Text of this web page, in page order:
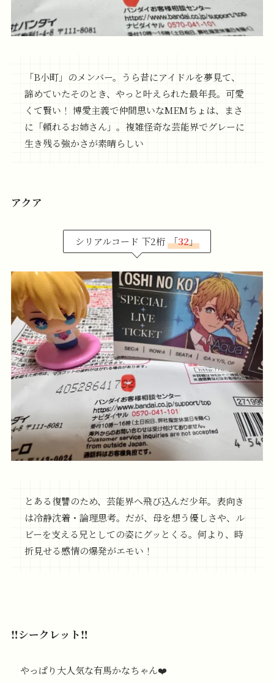
「B小町」のメンバー。うら昔にアイドルを夢見て、
諦めていたそのとき、やっと叶えられた最年長。可愛
くて賢い！ 博愛主義で仲間思いなMEMちょは、まさ
に「頼れるお姉さん」。複雑怪奇な芸能界でグレーに
生き残る強かさが素晴らしい
アクア
シリアルコード 下2桁 「32」
とある復讐のため、芸能界へ飛び込んだ少年。表向き
は冷静沈着・論理思考。だが、母を想う優しさや、ル
ビーを支える兄としての姿にグッとくる。何より、時
折見せる感情の爆発がエモい！
‼️シークレット‼️
やっぱり大人気な有馬かなちゃん❤️